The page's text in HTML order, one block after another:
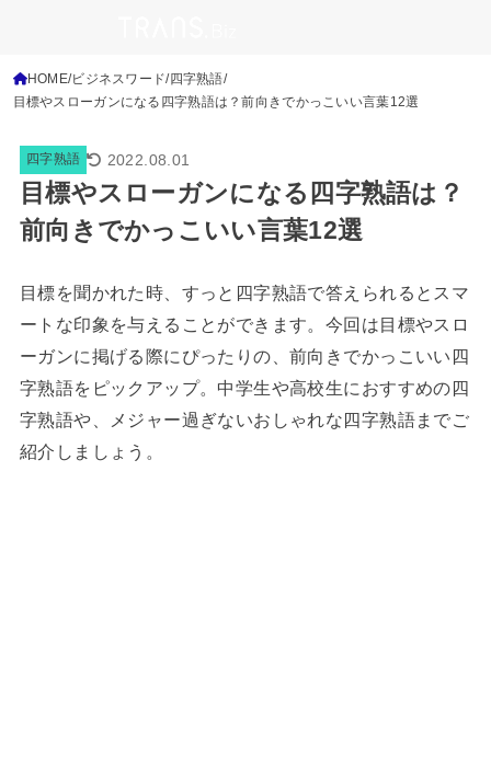
HOME ビジネスワード 四字熟語
目標やスローガンになる四字熟語は？前向きでかっこいい言葉12選
四字熟語 2022.08.01
目標やスローガンになる四字熟語は？
前向きでかっこいい言葉12選
目標を聞かれた時、すっと四字熟語で答えられるとスマ
ートな印象を与えることができます。今回は目標やスロ
ーガンに掲げる際にぴったりの、前向きでかっこいい四
字熟語をピックアップ。中学生や高校生におすすめの四
字熟語や、メジャー過ぎないおしゃれな四字熟語までご
紹介しましょう。